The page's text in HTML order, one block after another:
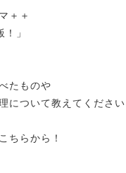
＋＋
」
たものや
について教えてください
ちらから！